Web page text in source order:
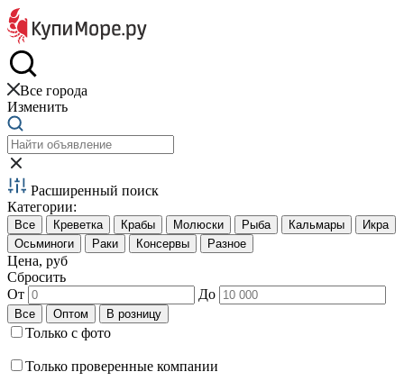
Все города
Изменить
Расширенный поиск
Категории:
Цена, руб
Сбросить
От
До
Только с фото
Только проверенные компании